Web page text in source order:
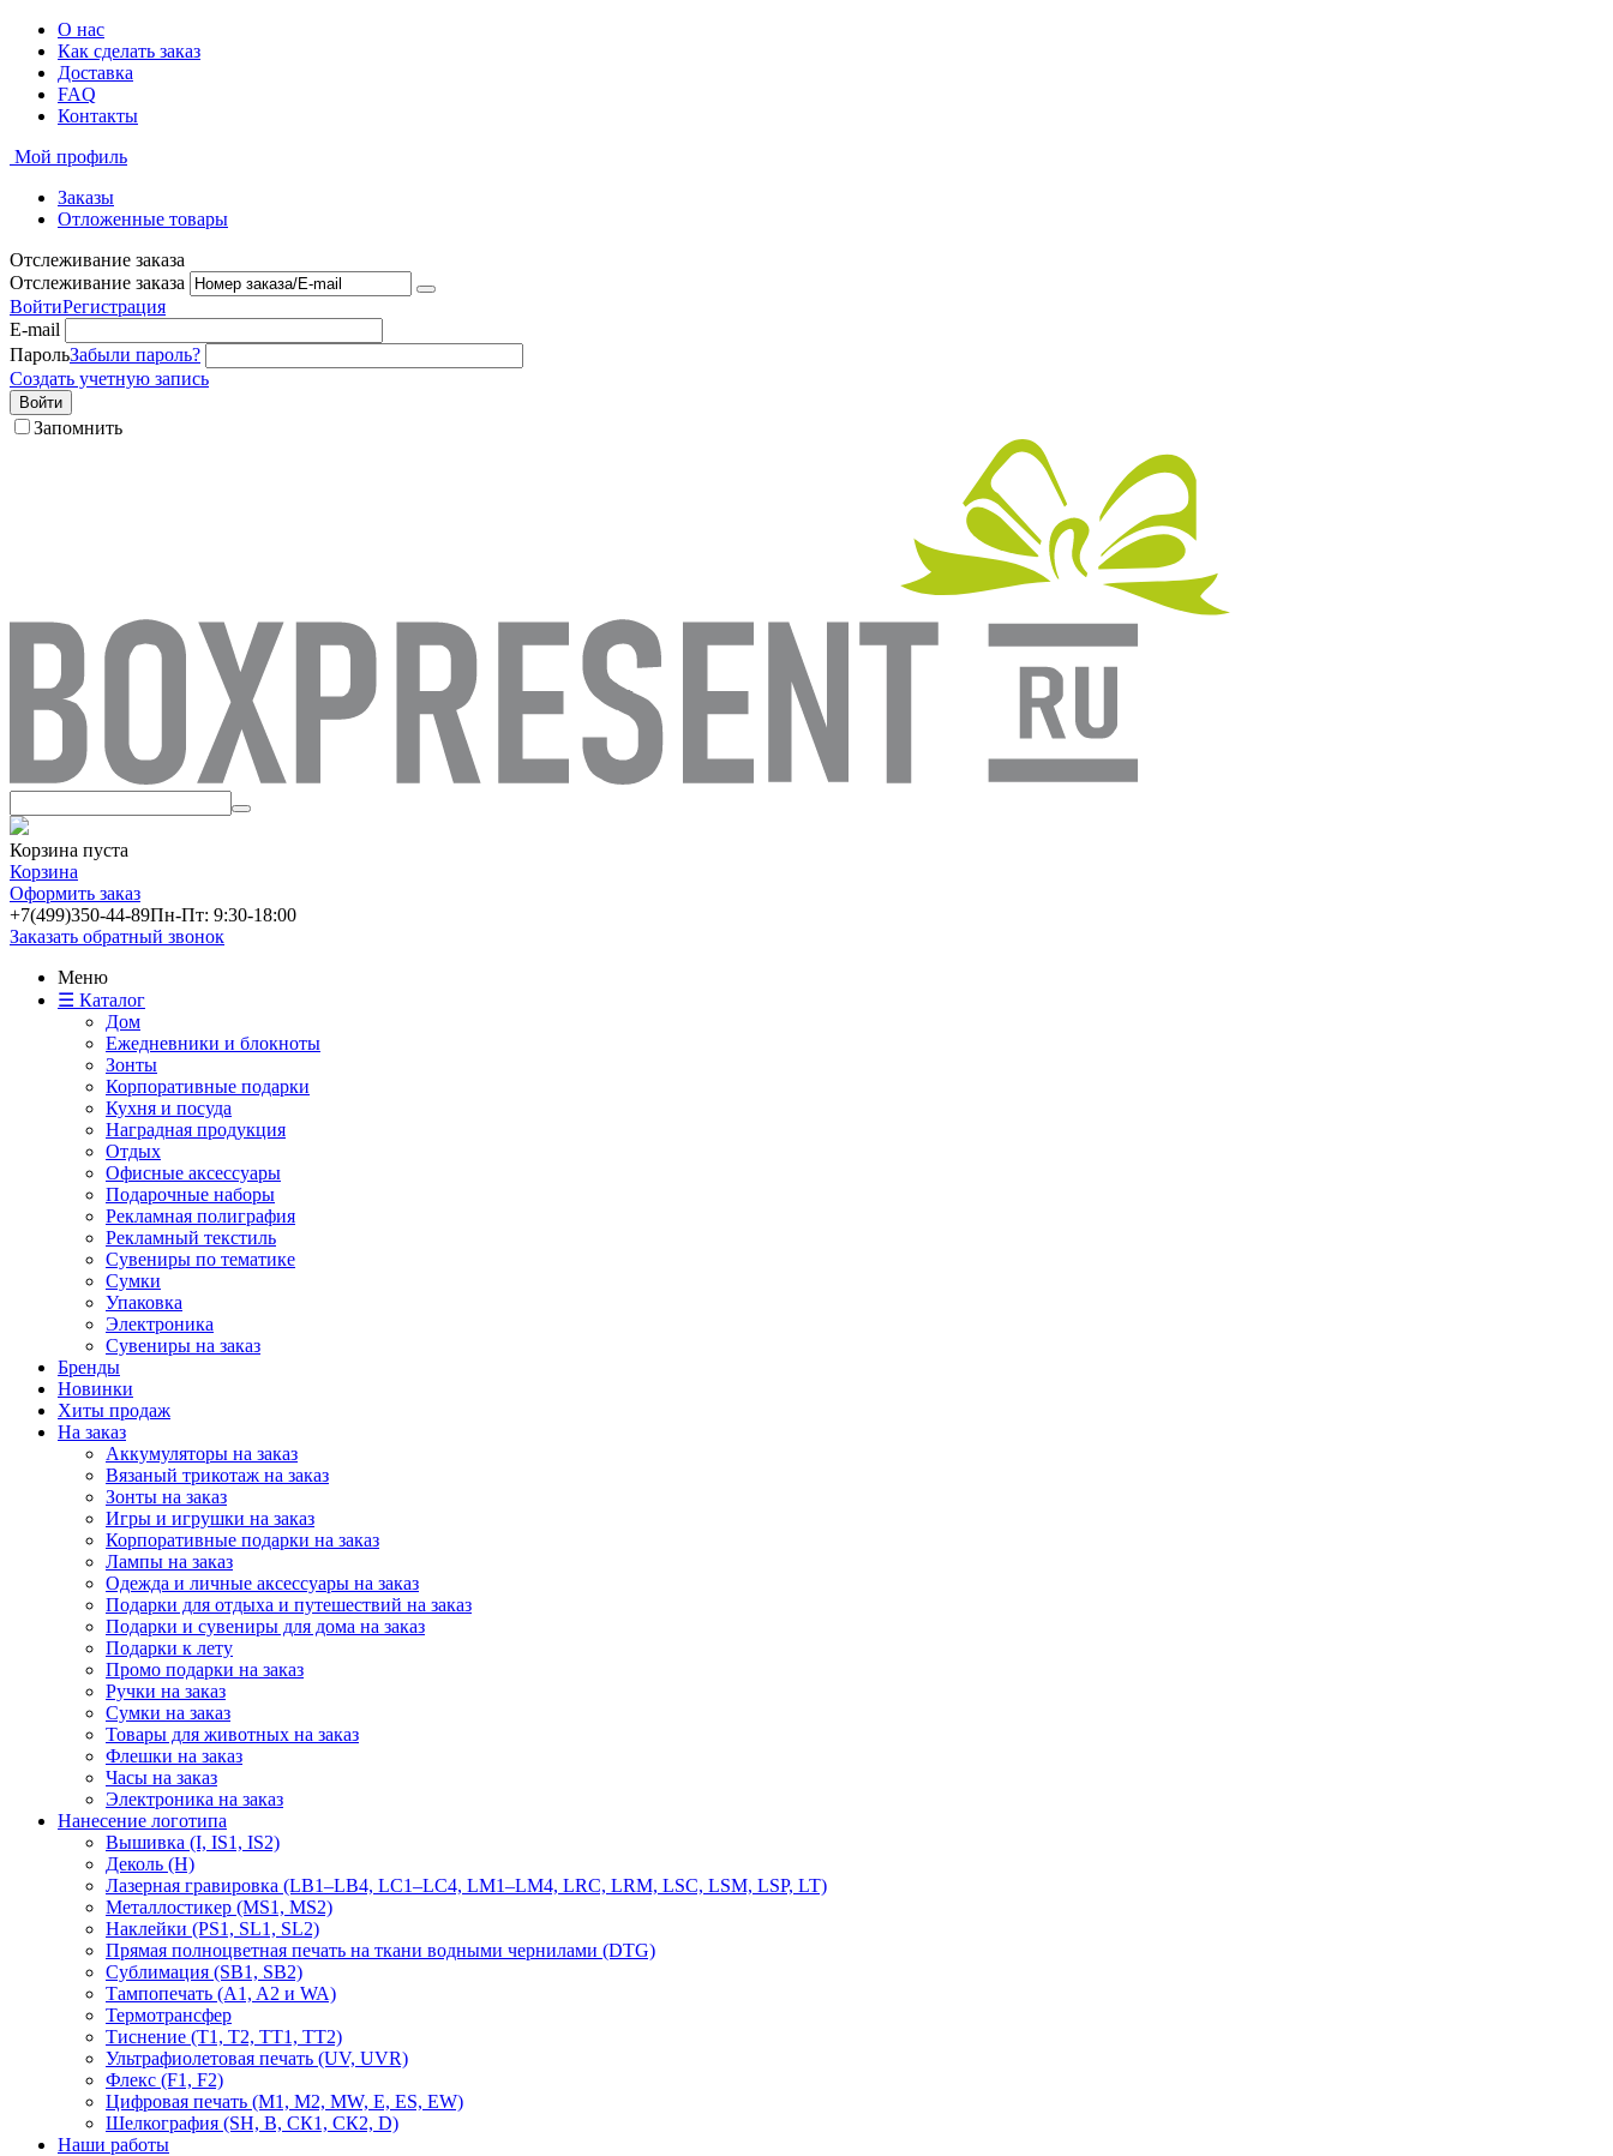
О нас
Как сделать заказ
Доставка
FAQ
Контакты
Мой профиль
Заказы
Отложенные товары
Отслеживание заказа
Отслеживание заказа
ВойтиРегистрация
E-mail
ПарольЗабыли пароль?
Создать учетную запись
Войти
Запомнить
Корзина пуста
Корзина
Оформить заказ
+7(499)350-44-89Пн-Пт: 9:30-18:00
Заказать обратный звонок
Меню
☰ Каталог
Дом
Ежедневники и блокноты
Зонты
Корпоративные подарки
Кухня и посуда
Наградная продукция
Отдых
Офисные аксессуары
Подарочные наборы
Рекламная полиграфия
Рекламный текстиль
Сувениры по тематике
Сумки
Упаковка
Электроника
Сувениры на заказ
Бренды
Новинки
Хиты продаж
На заказ
Аккумуляторы на заказ
Вязаный трикотаж на заказ
Зонты на заказ
Игры и игрушки на заказ
Корпоративные подарки на заказ
Лампы на заказ
Одежда и личные аксессуары на заказ
Подарки для отдыха и путешествий на заказ
Подарки и сувениры для дома на заказ
Подарки к лету
Промо подарки на заказ
Ручки на заказ
Сумки на заказ
Товары для животных на заказ
Флешки на заказ
Часы на заказ
Электроника на заказ
Нанесение логотипа
Вышивка (I, IS1, IS2)
Деколь (H)
Лазерная гравировка (LB1–LB4, LC1–LC4, LM1–LM4, LRC, LRM, LSC, LSM, LSP, LT)
Металлостикер (MS1, MS2)
Наклейки (PS1, SL1, SL2)
Прямая полноцветная печать на ткани водными чернилами (DTG)
Сублимация (SB1, SB2)
Тампопечать (A1, A2 и WA)
Термотрансфер
Тиснение (Т1, Т2, ТT1, ТT2)
Ультрафиолетовая печать (UV, UVR)
Флекс (F1, F2)
Цифровая печать (M1, M2, MW, E, ES, EW)
Шелкография (SH, В, СК1, СК2, D)
Наши работы